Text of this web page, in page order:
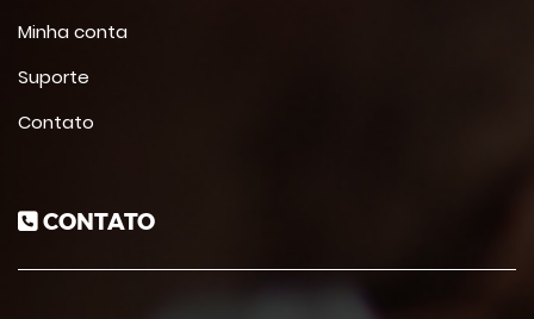
Minha conta
Suporte
Contato
CONTATO